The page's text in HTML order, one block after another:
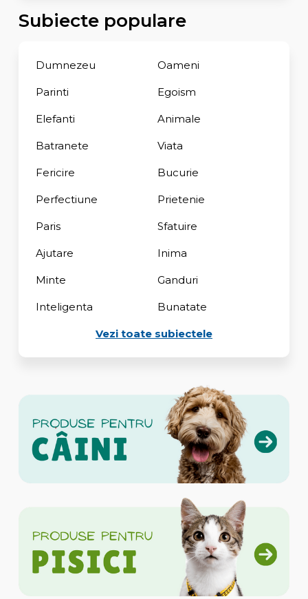
Subiecte populare
Dumnezeu Oameni
Parinti Egoism
Elefanti Animale
Batranete Viata
Fericire Bucurie
Perfectiune Prietenie
Paris Sfatuire
Ajutare Inima
Minte Ganduri
Inteligenta Bunatate
Vezi toate subiectele